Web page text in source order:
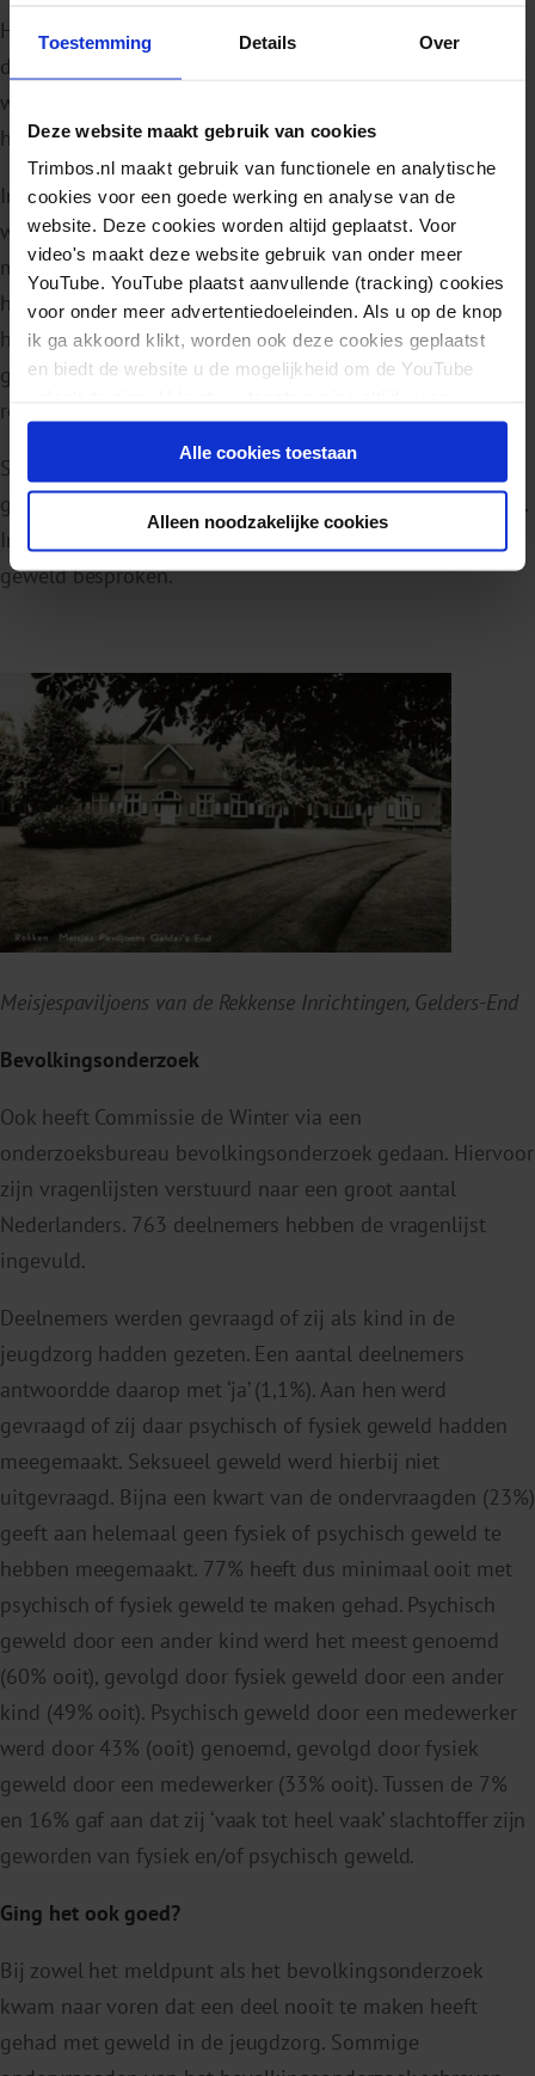
Toestemming Details Over
Deze website maakt gebruik van cookies
Trimbos.nl maakt gebruik van functionele en analytische
cookies voor een goede werking en analyse van de
website. Deze cookies worden altijd geplaatst. Voor
video's maakt deze website gebruik van onder meer
YouTube. YouTube plaatst aanvullende (tracking) cookies
voor onder meer advertentiedoeleinden. Als u op de knop
ik ga akkoord klikt, worden ook deze cookies geplaatst
en biedt de website u de mogelijkheid om de YouTube
intrekken.
Alle cookies toestaan
Alleen noodzakelijke cookies
Het grootste deel van de meldingen gaat over geweld in
de jaren 60 en 70. Meestal zijn het geen incidenten, maar
was het geweld ernstig en langdurig. Meer dan de helft
heeft het geweld als kind niet gemeld.
In de meeste gevallen stopte het geweld pas als het kind
wegging of werd weggehaald. Een groot deel van de
melders geeft aan dat zij in het volwassen leven nog last
hebben van wat er toen is gebeurd. De slachtoffers
hoopten dat zij konden helpen de jeugdzorg op een
goede manier te veranderen. Dit was hun belangrijkste
reden om een melding te doen.
Slachtoffers maakten het meest melding van psychisch
geweld. Fysiek en seksueel geweld worden ook genoemd.
In hoofdstuk 2 worden de percentages per vorm van
geweld besproken.
Meisjespaviljoens van de Rekkense Inrichtingen, Gelders-End
Bevolkingsonderzoek
Ook heeft Commissie de Winter via een
onderzoeksbureau bevolkingsonderzoek gedaan. Hiervoor
zijn vragenlijsten verstuurd naar een groot aantal
Nederlanders. 763 deelnemers hebben de vragenlijst
ingevuld.
Deelnemers werden gevraagd of zij als kind in de
jeugdzorg hadden gezeten. Een aantal deelnemers
antwoordde daarop met ‘ja’ (1,1%). Aan hen werd
gevraagd of zij daar psychisch of fysiek geweld hadden
meegemaakt. Seksueel geweld werd hierbij niet
uitgevraagd. Bijna een kwart van de ondervraagden (23%)
geeft aan helemaal geen fysiek of psychisch geweld te
hebben meegemaakt. 77% heeft dus minimaal ooit met
psychisch of fysiek geweld te maken gehad. Psychisch
geweld door een ander kind werd het meest genoemd
(60% ooit), gevolgd door fysiek geweld door een ander
kind (49% ooit). Psychisch geweld door een medewerker
werd door 43% (ooit) genoemd, gevolgd door fysiek
geweld door een medewerker (33% ooit). Tussen de 7%
en 16% gaf aan dat zij ‘vaak tot heel vaak’ slachtoffer zijn
geworden van fysiek en/of psychisch geweld.
Ging het ook goed?
Bij zowel het meldpunt als het bevolkingsonderzoek
kwam naar voren dat een deel nooit te maken heeft
gehad met geweld in de jeugdzorg. Sommige